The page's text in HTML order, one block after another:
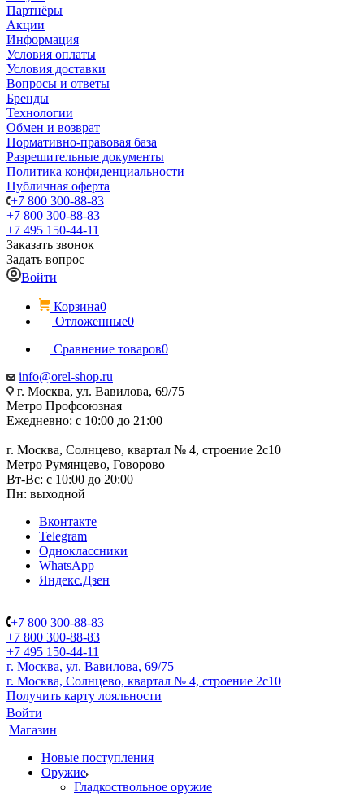
Партнёры
Акции
Информация
Условия оплаты
Условия доставки
Вопросы и ответы
Бренды
Технологии
Обмен и возврат
Нормативно-правовая база
Разрешительные документы
Политика конфиденциальности
Публичная оферта
+7 800 300-88-83
+7 800 300-88-83
+7 495 150-44-11
Заказать звонок
Задать вопрос
Войти
Корзина0
Отложенные0
Сравнение товаров0
info@orel-shop.ru
г. Москва, ул. Вавилова, 69/75
Метро Профсоюзная
Ежедневно: с 10:00 до 21:00
г. Москва, Солнцево, квартал № 4, строение 2с10
Метро Румянцево, Говорово
Вт-Вс: с 10:00 до 20:00
Пн: выходной
Вконтакте
Telegram
Одноклассники
WhatsApp
Яндекс.Дзен
+7 800 300-88-83
+7 800 300-88-83
+7 495 150-44-11
г. Москва, ул. Вавилова, 69/75
г. Москва, Солнцево, квартал № 4, строение 2с10
Получить карту лояльности
Войти
Магазин
Новые поступления
Оружие
Гладкоствольное оружие